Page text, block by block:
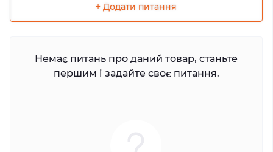
+ Додати питання
Немає питань про даний товар, станьте
першим і задайте своє питання.